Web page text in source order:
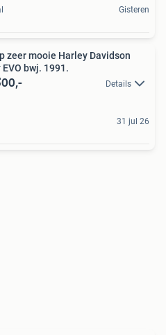
Gisteren
zeer mooie Harley Davidson
EVO bwj. 1991.
Details
31 jul 26